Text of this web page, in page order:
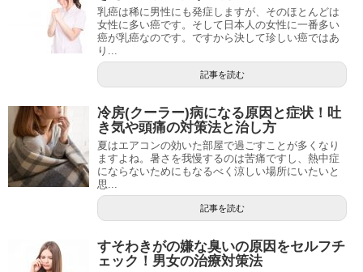
乳癌は稀に男性にも発症しますが、そのほとんどは
女性に多い癌です。そして日本人の女性に一番多い
癌が乳癌なのです。ですから決して珍しい癌ではあ
り...
記事を読む
冷房(クーラー)病になる原因と症状！吐
き気や頭痛の対策法と治し方
夏はエアコンの効いた部屋で過ごすことが多くなり
ますよね。暑さを我慢するのは苦痛ですし、熱中症
にならないためにもなるべく涼しい場所にいたいと
思...
記事を読む
すそわきがの嫌な臭いの原因をセルフチ
ェック！男女の治療対策法